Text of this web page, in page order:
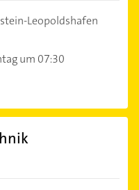
Leopoldshafen
um 07:30